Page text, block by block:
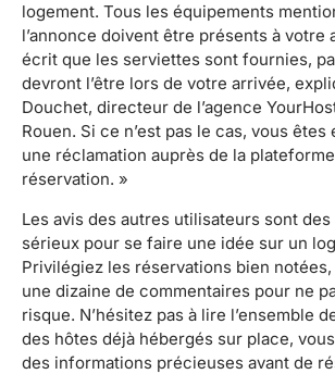
logement. Tous les équipements
l’annonce doivent être présents à votre
écrit que les serviettes sont fournies,
devront l’être lors de votre arrivée,
Douchet, directeur de l’agence
Rouen. Si ce n’est pas le cas, vous
une réclamation auprès de la
réservation. »
Les avis des autres utilisateurs sont
sérieux pour se faire une idée sur un
Privilégiez les réservations bien
une dizaine de commentaires pour ne
risque. N’hésitez pas à lire l’ensemble
des hôtes déjà hébergés sur place,
des informations précieuses avant de